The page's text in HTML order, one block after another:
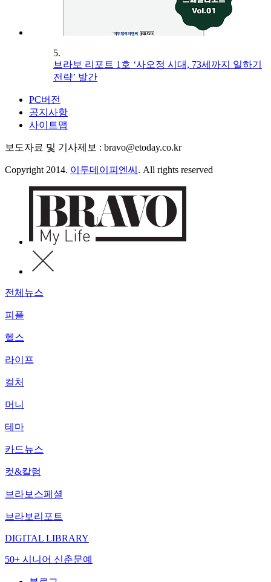
5.
브라보 리포트 1호 ‘사오정 시대, 73세까지 일하기
전략’ 발간
PC버전
공지사항
사이트맵
보도자료 및 기사제보 : bravo@etoday.co.kr
Copyright 2014. 이투데이피엔씨 . All rights reserved
전체뉴스
피플
헬스
라이프
컬처
머니
테마
카드뉴스
컷&칼럼
브라보스페셜
브라보리포트
DIGITAL LIBRARY
50+ 시니어 신춘문예